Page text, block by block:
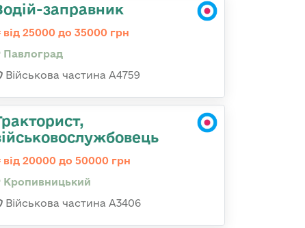
заправник
від 25000 до 35000 грн
Павлоград
Військова частина А4759
від 20000 до 50000 грн
Кропивницький
Військова частина А3406